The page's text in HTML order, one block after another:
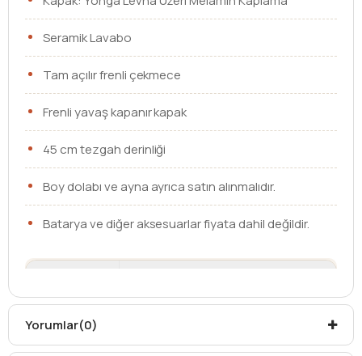
Seramik Lavabo
Tam açılır frenli çekmece
Frenli yavaş kapanır kapak
45 cm tezgah derinliği
Boy dolabı ve ayna ayrıca satın alınmalıdır.
Batarya ve diğer aksesuarlar fiyata dahil değildir.
Lavabo
Etajerli Lavabo
Çekmece /
Yorumlar(0)